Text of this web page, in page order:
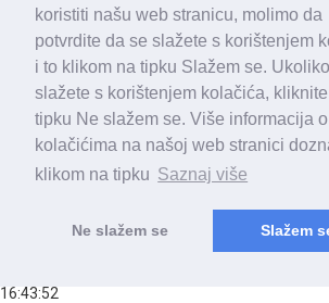
koristiti našu web stranicu, molimo da
potvrdite da se slažete s korištenjem
i to klikom na tipku Slažem se.
slažete s korištenjem kolačića,
tipku Ne slažem se. Više informacija o
kolačićima na našoj web stranici
klikom na tipku Saznaj više
Ne slažem se Slažem
All Rights Reserved 2018 © HUZIP, Developed
16:43:52